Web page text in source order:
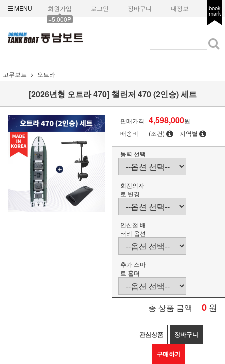
MENU
회원가입
+5,000P
로그인 장바구니 내정보 book
mark
고무보트 오트라
[2026년형 오트라 470] 챌린저 470 (2인승) 세트
판매가격 4,598,000원
배송비
(조건) 지역별
동력 선택
회전의자
로 변경
인산철 배
터리 옵션
추가 스마
트 홀더
총 상품 금액 0 원
관심상품 장바구니
구매하기